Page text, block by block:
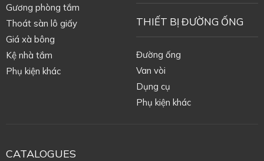
Gương phòng tắm
Thoát sàn lô giấy
Giá xà bông
Kệ nhà tắm
Phụ kiện khác
THIẾT BỊ ĐƯỜNG ỐNG
Đường ống
Van vòi
Dụng cụ
Phụ kiện khác
CATALOGUES